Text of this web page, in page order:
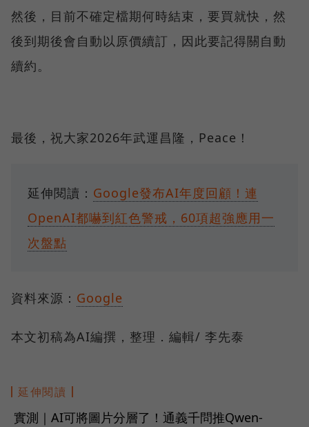
然後，目前不確定檔期何時結束，要買就快，然
後到期後會自動以原價續訂，因此要記得關自動
續約。
最後，祝大家2026年武運昌隆，Peace！
延伸閱讀： Google發布AI年度回顧！連
OpenAI都嚇到紅色警戒，60項超強應用一
次盤點
資料來源： Google
本文初稿為AI編撰，整理．編輯/ 李先泰
延伸閱讀
實測｜AI可將圖片分層了！通義千問推Qwen-